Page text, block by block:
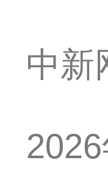
中新